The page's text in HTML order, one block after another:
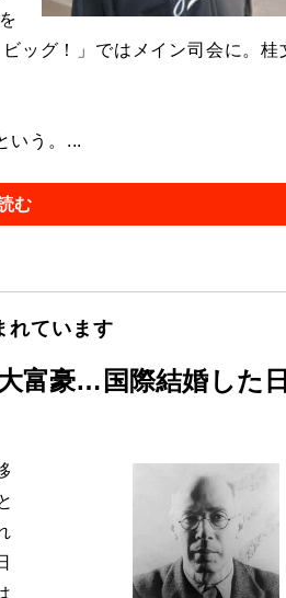
ッグ！」ではメイン司会に。桂
いう。...
む
れています
富豪…国際結婚した